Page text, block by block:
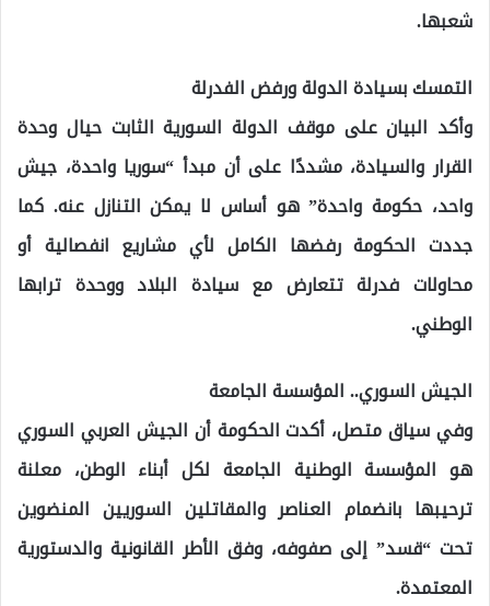
شعبها.
التمسك بسيادة الدولة ورفض الفدرلة
وأكد البيان على موقف الدولة السورية الثابت حيال وحدة
القرار والسيادة، مشددًا على أن مبدأ “سوريا واحدة، جيش
واحد، حكومة واحدة” هو أساس لا يمكن التنازل عنه. كما
جددت الحكومة رفضها الكامل لأي مشاريع انفصالية أو
محاولات فدرلة تتعارض مع سيادة البلاد ووحدة ترابها
الوطني.
الجيش السوري.. المؤسسة الجامعة
وفي سياق متصل، أكدت الحكومة أن الجيش العربي السوري
هو المؤسسة الوطنية الجامعة لكل أبناء الوطن، معلنة
ترحيبها بانضمام العناصر والمقاتلين السوريين المنضوين
تحت “قسد” إلى صفوفه، وفق الأطر القانونية والدستورية
المعتمدة.